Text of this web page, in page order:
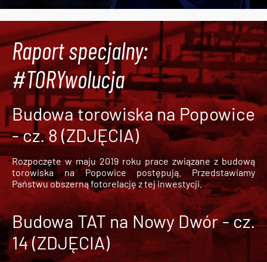
Raport specjalny:
#TORYwolucja
Budowa torowiska na Popowice
- cz. 8 (ZDJĘCIA)
Rozpoczęte w maju 2019 roku prace związane z budową
torowiska na Popowice
postępują. Przedstawiamy
Państwu obszerną fotorelację z tej inwestycji.
Budowa TAT na Nowy Dwór - cz.
14 (ZDJĘCIA)